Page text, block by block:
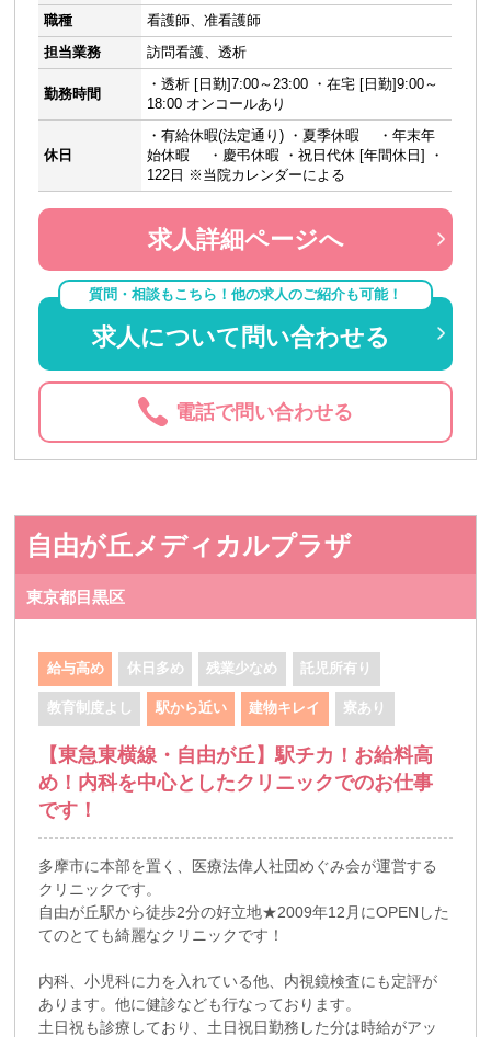
職種
看護師、准看護師
担当業務
訪問看護、透析
勤務時間
・透析 [日勤]7:00～23:00 ・在宅 [日勤]9:00～
18:00 オンコールあり
休日
・有給休暇(法定通り) ・夏季休暇 ・年末年
始休暇 ・慶弔休暇 ・祝日代休 [年間休日] ・
122日 ※当院カレンダーによる
求人詳細ページへ
質問・相談もこちら！他の求人のご紹介も可能！
求人について問い合わせる
電話で問い合わせる
自由が丘メディカルプラザ
東京都目黒区
給与高め 休日多め 残業少なめ 託児所有り
教育制度よし 駅から近い 建物キレイ 寮あり
【東急東横線・自由が丘】駅チカ！お給料高
め！内科を中心としたクリニックでのお仕事
です！
多摩市に本部を置く、医療法偉人社団めぐみ会が運営する
クリニックです。
自由が丘駅から徒歩2分の好立地★2009年12月にOPENした
てのとても綺麗なクリニックです！
内科、小児科に力を入れている他、内視鏡検査にも定評が
あります。他に健診なども行なっております。
土日祝も診療しており、土日祝日勤務した分は時給がアッ